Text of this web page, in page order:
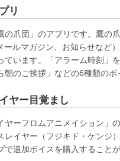
リ
の爪団」のアプリです。鷹の
ールマガジン、お知らせなど
ています。「アラーム時刻」
朝のご挨拶」などの6種類のボ
ヤー目覚まし
ヤーフロムアニメイション
レイヤー（フジキド・ケンジ
で追加ボイスを購入することが